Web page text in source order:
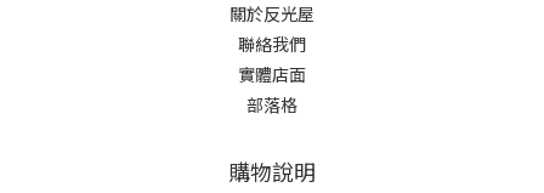
關於反光屋
聯絡我們
實體店面
部落格
購物說明